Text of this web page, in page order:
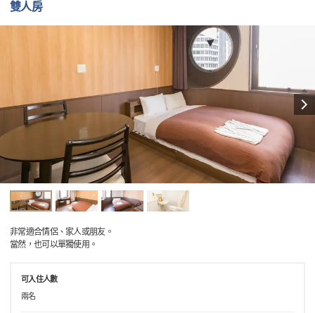
雙人房
非常適合情侶、家人或朋友。
當然，也可以單獨使用。
可入住人數
兩名